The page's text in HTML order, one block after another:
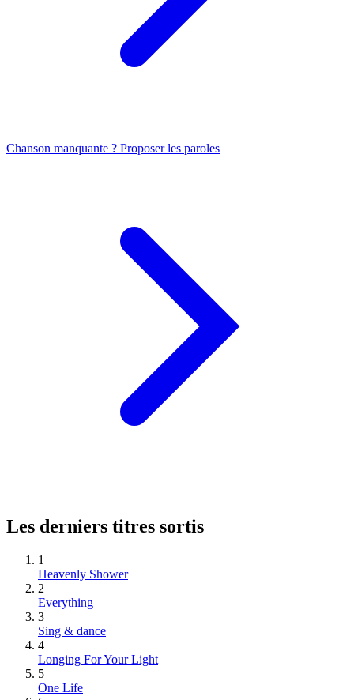
Chanson manquante ? Proposer les paroles
Les derniers titres sortis
1
Heavenly Shower
2
Everything
3
Sing & dance
4
Longing For Your Light
5
One Life